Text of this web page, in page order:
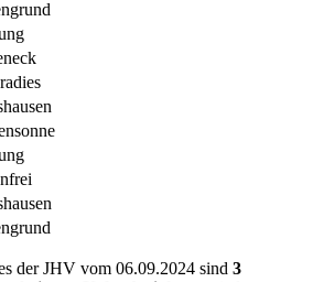
der JHV vom 06.09.2024 sind 3